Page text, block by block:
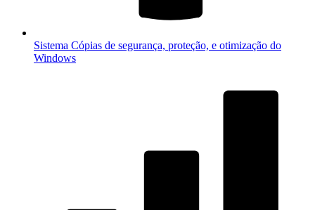
Sistema Cópias de segurança, proteção, e otimização do
Windows